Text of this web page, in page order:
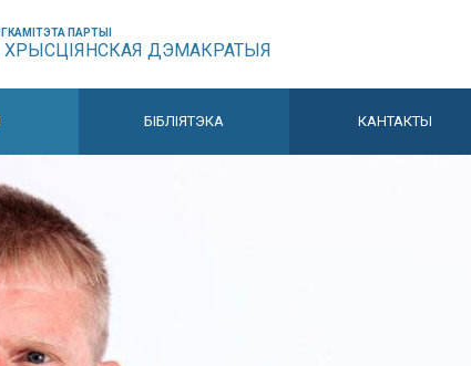
ПАРТЫІ
ХРЫСЦІЯНСКАЯ ДЭМАКРАТЫЯ
БІБЛІЯТЭКА КАНТАКТЫ